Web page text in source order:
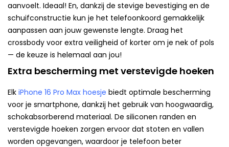
aanvoelt. Ideaal! En, dankzij de stevige bevestiging en de
schuifconstructie kun je het telefoonkoord gemakkelijk
aanpassen aan jouw gewenste lengte. Draag het
crossbody voor extra veiligheid of korter om je nek of pols
— de keuze is helemaal aan jou!
Extra bescherming met verstevigde hoeken
Elk iPhone 16 Pro Max hoesje biedt optimale bescherming
voor je smartphone, dankzij het gebruik van hoogwaardig,
schokabsorberend materiaal. De siliconen randen en
verstevigde hoeken zorgen ervoor dat stoten en vallen
worden opgevangen, waardoor je telefoon beter